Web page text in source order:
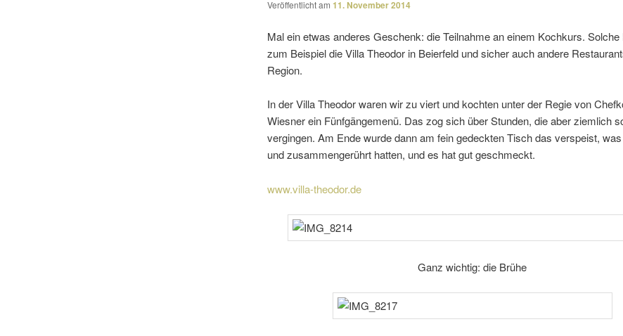
Veröffentlicht am 11. November 2014
Mal ein etwas anderes Geschenk: die Teilnahme an einem Kochkurs. Solche
zum Beispiel die Villa Theodor in Beierfeld und sicher auch andere
Region.
In der Villa Theodor waren wir zu viert und kochten unter der Regie von
Wiesner ein Fünfgängemenü. Das zog sich über Stunden, die aber ziem­lich
vergingen. Am Ende wurde dann am fein gedeckten Tisch das verspeist,
und zusam­men­ge­rührt hatten, und es hat gut geschmeckt.
www.villa-theodor.de
Ganz wichtig: die Brühe